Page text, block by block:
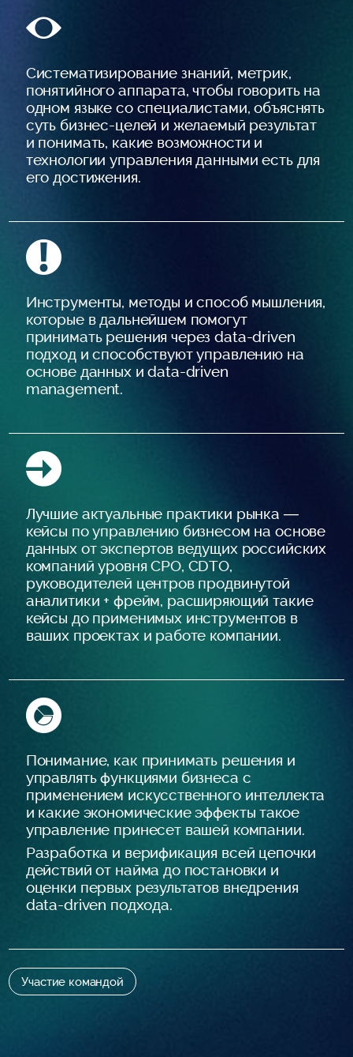
Систематизирование знаний, метрик,
понятийного аппарата, чтобы говорить на
одном языке со специалистами, объяснять
суть бизнес-целей и желаемый результат
и понимать, какие возможности и
технологии управления данными есть для
его достижения.
Инструменты, методы и способ мышления,
которые в дальнейшем помогут
принимать решения через data-driven
подход и способствуют управлению на
основе данных и data-driven
management.
Лучшие актуальные практики рынка —
кейсы по управлению бизнесом на основе
данных от экспертов ведущих российских
компаний уровня СРО, CDTO,
руководителей центров продвинутой
аналитики + фрейм, расширяющий такие
кейсы до применимых инструментов в
ваших проектах и работе компании.
Понимание, как принимать решения и
управлять функциями бизнеса с
применением искусственного интеллекта
и какие экономические эффекты такое
управление принесет вашей компании.
Разработка и верификация всей цепочки
действий от найма до постановки и
оценки первых результатов внедрения
data-driven подхода.
Участие командой